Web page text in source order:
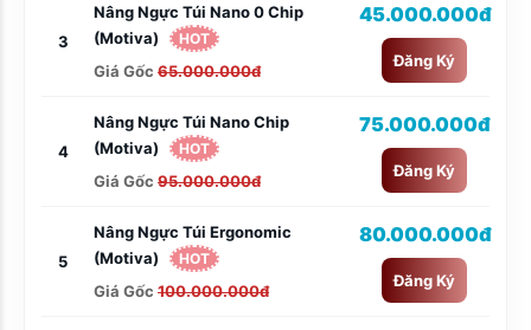
3
Nâng Ngực Túi Nano 0 Chip
(Motiva)
HOT
Giá Gốc 65.000.000đ
45.000.000đ
Đăng Ký
4
Nâng Ngực Túi Nano Chip
(Motiva)
HOT
Giá Gốc 95.000.000đ
75.000.000đ
Đăng Ký
5
Nâng Ngực Túi Ergonomic
(Motiva)
HOT
Giá Gốc 100.000.000đ
80.000.000đ
Đăng Ký